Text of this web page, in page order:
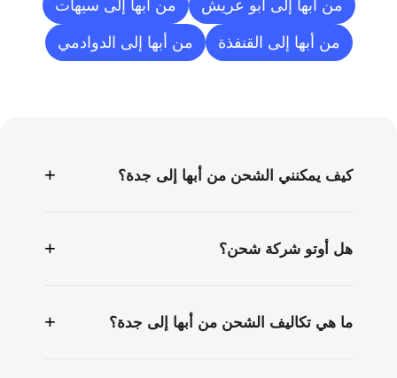
من أبها إلى أبو عريش من أبها إلى سيهات
من أبها إلى القنفذة من أبها إلى الدوادمي
كيف يمكنني الشحن من أبها إلى جدة؟ +
هل أوتو شركة شحن؟ +
ما هي تكاليف الشحن من أبها إلى جدة؟ +